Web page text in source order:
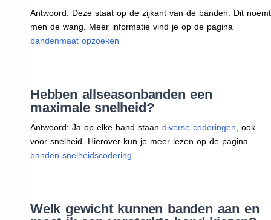
Antwoord: Deze staat op de zijkant van de banden. Dit noemt
men de wang. Meer informatie vind je op de pagina
bandenmaat opzoeken
Hebben allseasonbanden een
maximale snelheid?
Antwoord: Ja op elke band staan diverse coderingen , ook
voor snelheid. Hierover kun je meer lezen op de pagina
banden snelheidscodering
Welk gewicht kunnen banden aan en